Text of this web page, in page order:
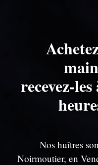
recevez-
Nos huîtres
Noirmoutier, en